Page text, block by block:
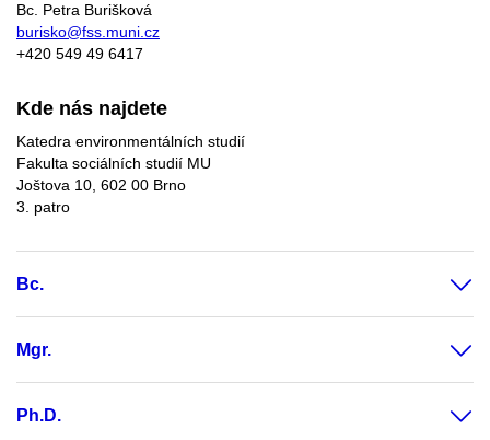
Bc. Petra Burišková
burisko@fss.muni.cz
+420 549 49 6417
Kde nás najdete
Katedra environmentálních studií
Fakulta sociálních studií MU
Joštova 10, 602 00 Brno
3. patro
Bc.
Mgr.
Ph.D.